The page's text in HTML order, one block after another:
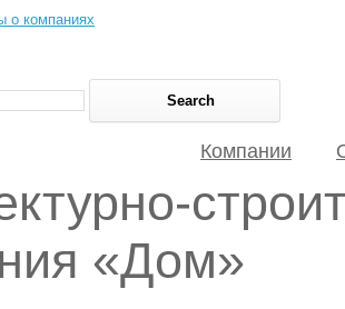
Компании
«Дом»